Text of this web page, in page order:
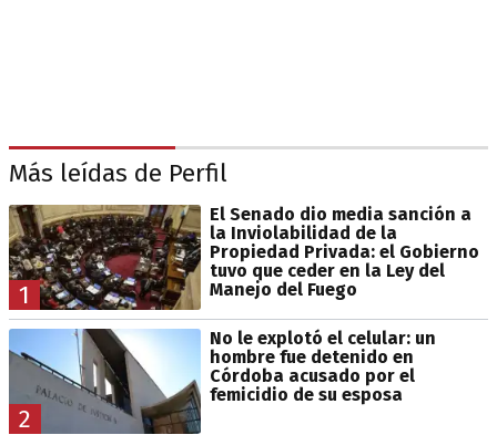
Más leídas de Perfil
1
El Senado dio media sanción a
la Inviolabilidad de la
Propiedad Privada: el Gobierno
tuvo que ceder en la Ley del
Manejo del Fuego
2
No le explotó el celular: un
hombre fue detenido en
Córdoba acusado por el
femicidio de su esposa